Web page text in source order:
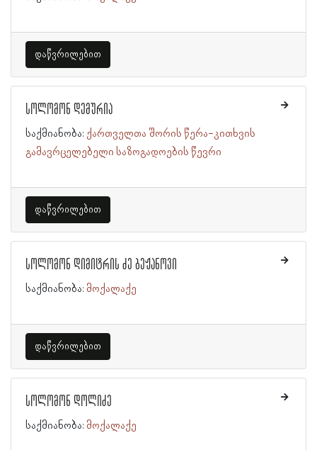
დაწვრილებით
სოლომონ დემურია
საქმიანობა: ქართველთა შორის წერა-კითხვის
გამავრცელებელი საზოგადოების წევრი
დაწვრილებით
სოლომონ დიმიტრის ძე ბეჟანოვი
საქმიანობა: მოქალაქე
დაწვრილებით
სოლომონ დოლიძე
საქმიანობა: მოქალაქე